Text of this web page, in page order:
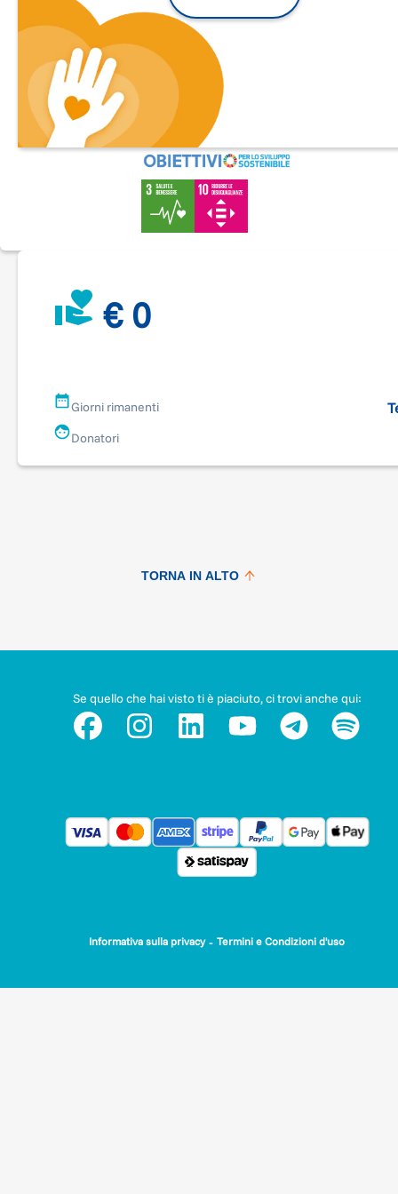
Le associazioni hanno sede a Saint-Louis, 10 km da
quindi ogni viaggio - con 35 bambini - va fatto in autobus.
Donando, permetterai letteralmente a questi viaggi di
accadere.
Servono, infatti, 3.000€ per coprire il costo di 100 viaggi
e ritorno, da ottobre 2025 a ottobre 2026.
Ogni viaggio andata e ritorno ha un costo di 30€, ma puoi
scegliere tu quanto donare, di meno o di più a seconda delle
Il tuo contributo fa la differenza.
€ 0
Giorni rimanenti
Donatori
TORNA IN ALTO
Se quello che hai visto ti è piaciuto, ci trovi anche qui:
Informativa sulla privacy - Termini e Condizioni d'uso